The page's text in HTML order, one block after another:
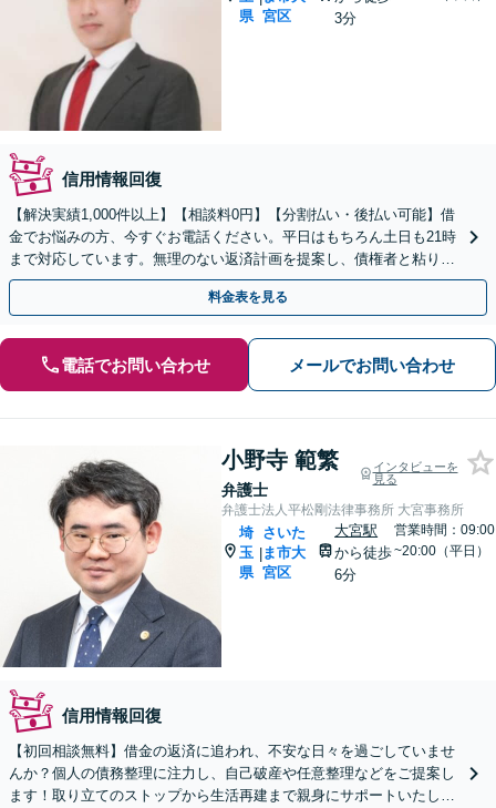
県 宮区
3分
信用情報回復
【解決実績1,000件以上】【相談料0円】【分割払い・後払い可能】借
金でお悩みの方、今すぐお電話ください。平日はもちろん土日も21時
まで対応しています。無理のない返済計画を提案し、債権者と粘り強
く交渉いたします。
料金表を見る
電話でお問い合わせ メールでお問い合わせ
小野寺 範繁
弁護士
インタビューを
見る
弁護士法人平松剛法律事務所 大宮事務所
埼
玉
県
|
さいた
ま市大
宮区
大宮駅
から徒歩
6分
営業時間：09:00
~20:00（平日）
信用情報回復
【初回相談無料】借金の返済に追われ、不安な日々を過ごしていませ
んか？個人の債務整理に注力し、自己破産や任意整理などをご提案し
ます！取り立てのストップから生活再建まで親身にサポートいたしま